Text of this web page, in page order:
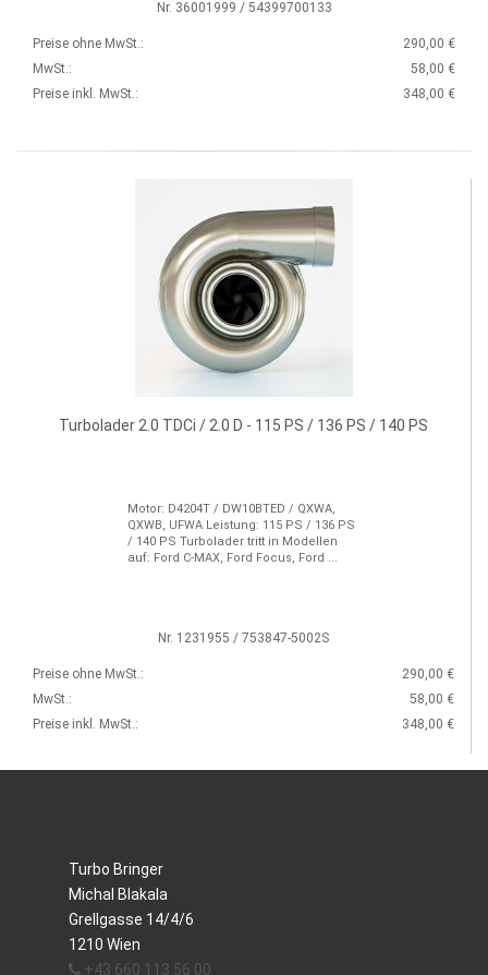
Nr. 36001999 / 54399700133
Preise ohne MwSt.:
290,00 €
MwSt.:
58,00 €
Preise inkl. MwSt.:
348,00 €
Turbolader 2.0 TDCi / 2.0 D - 115 PS / 136 PS / 140 PS
Motor: D4204T / DW10BTED / QXWA,
QXWB, UFWA Leistung: 115 PS / 136 PS
/ 140 PS Turbolader tritt in Modellen
auf: Ford C-MAX, Ford Focus, Ford ...
Nr. 1231955 / 753847-5002S
Preise ohne MwSt.:
290,00 €
MwSt.:
58,00 €
Preise inkl. MwSt.:
348,00 €
Turbo Bringer
Michal Blakala
Grellgasse 14/4/6
1210 Wien
+43 660 113 56 00